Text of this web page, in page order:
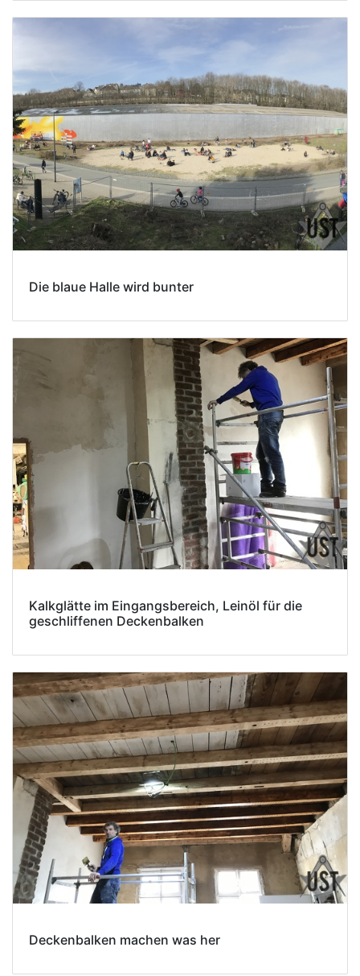
Die blaue Halle wird bunter
Kalkglätte im Eingangsbereich, Leinöl für die
geschliffenen Deckenbalken
Deckenbalken machen was her